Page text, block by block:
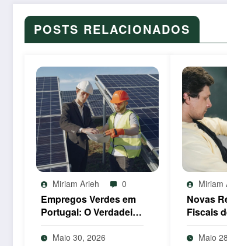
POSTS RELACIONADOS
Miriam Arieh 0
Empregos Verdes em
Portugal: O Verdadeiro
Impacto dos
Incentivos de 2026
Maio 30, 2026
Miriam
Novas
Fiscais
Maio